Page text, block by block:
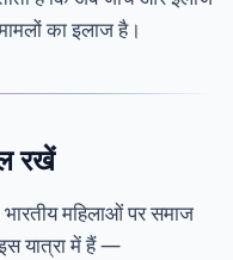
का इलाज है।
रखें
महिलाओं पर समाज
यात्रा में हैं —